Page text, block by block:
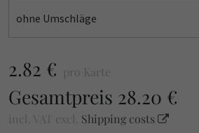
ohne Umschläge
2.82 € pro Karte
Gesamtpreis 28.20 €
incl. VAT excl. Shipping costs